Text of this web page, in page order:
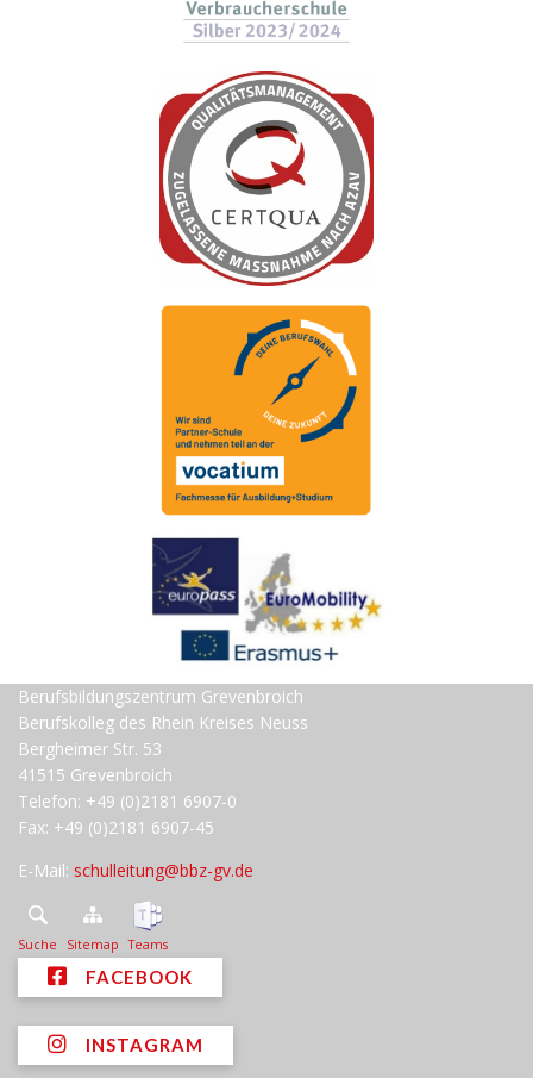
Berufsbildungszentrum Grevenbroich
Berufskolleg des Rhein Kreises Neuss
Bergheimer Str. 53
41515 Grevenbroich
Telefon: +49 (0)2181 6907-0
Fax: +49 (0)2181 6907-45
E-Mail: schulleitung@bbz-gv.de
Suche Sitemap Teams
FACEBOOK
INSTAGRAM